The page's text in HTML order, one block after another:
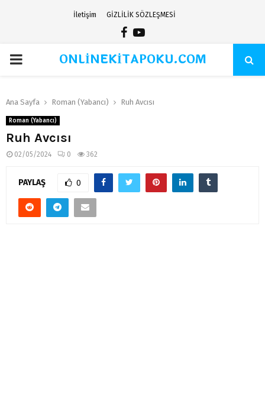
İletişim GİZLİLİK SÖZLEŞMESİ
Facebook
Youtube
PRIMARYONLİNEKİTAPOKU.COM
Ana Sayfa Roman (Yabancı) Ruh Avcısı
Roman (Yabancı)
Ruh Avcısı
02/05/2024 0 362
PAYLAŞ 0